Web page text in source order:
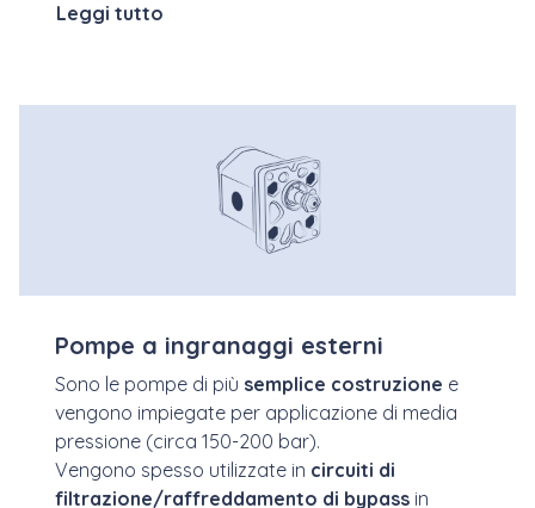
Leggi tutto
Pompe a ingranaggi esterni
Sono le pompe di più semplice costruzione e
vengono impiegate per applicazione di media
pressione (circa 150-200 bar).
Vengono spesso utilizzate in circuiti di
filtrazione/raffreddamento di bypass in